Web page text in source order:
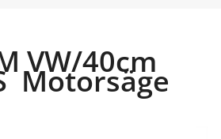
VW/40cm
Motorsäge